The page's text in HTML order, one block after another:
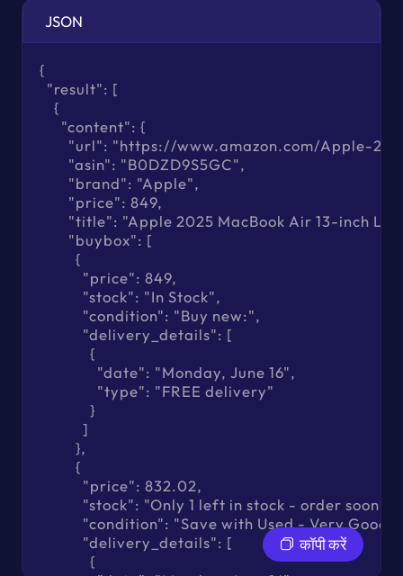
JSON
{
  "result": [
    {
      "content": {
"url": "https://www.amazon.com/
        "asin": "B0DZD9S5GC",
        "brand": "Apple",
        "price": 849,
"title": "Apple 2025 MacBook Air 13-
        "buybox": [
          {
            "price": 849,
            "stock": "In Stock",
            "condition": "Buy new:",
            "delivery_details": [
              {
                "date": "Monday, June 16",
                "type": "FREE delivery"
              }
            ]
          },
          {
            "price": 832.02,
            "stock": "Only 1 left in stock - order soon.",
            "condition": "Save with Used - Very Good",
            "delivery_details": [
              {
कॉपी करें